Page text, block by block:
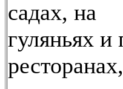
садах, на
гуляньях и